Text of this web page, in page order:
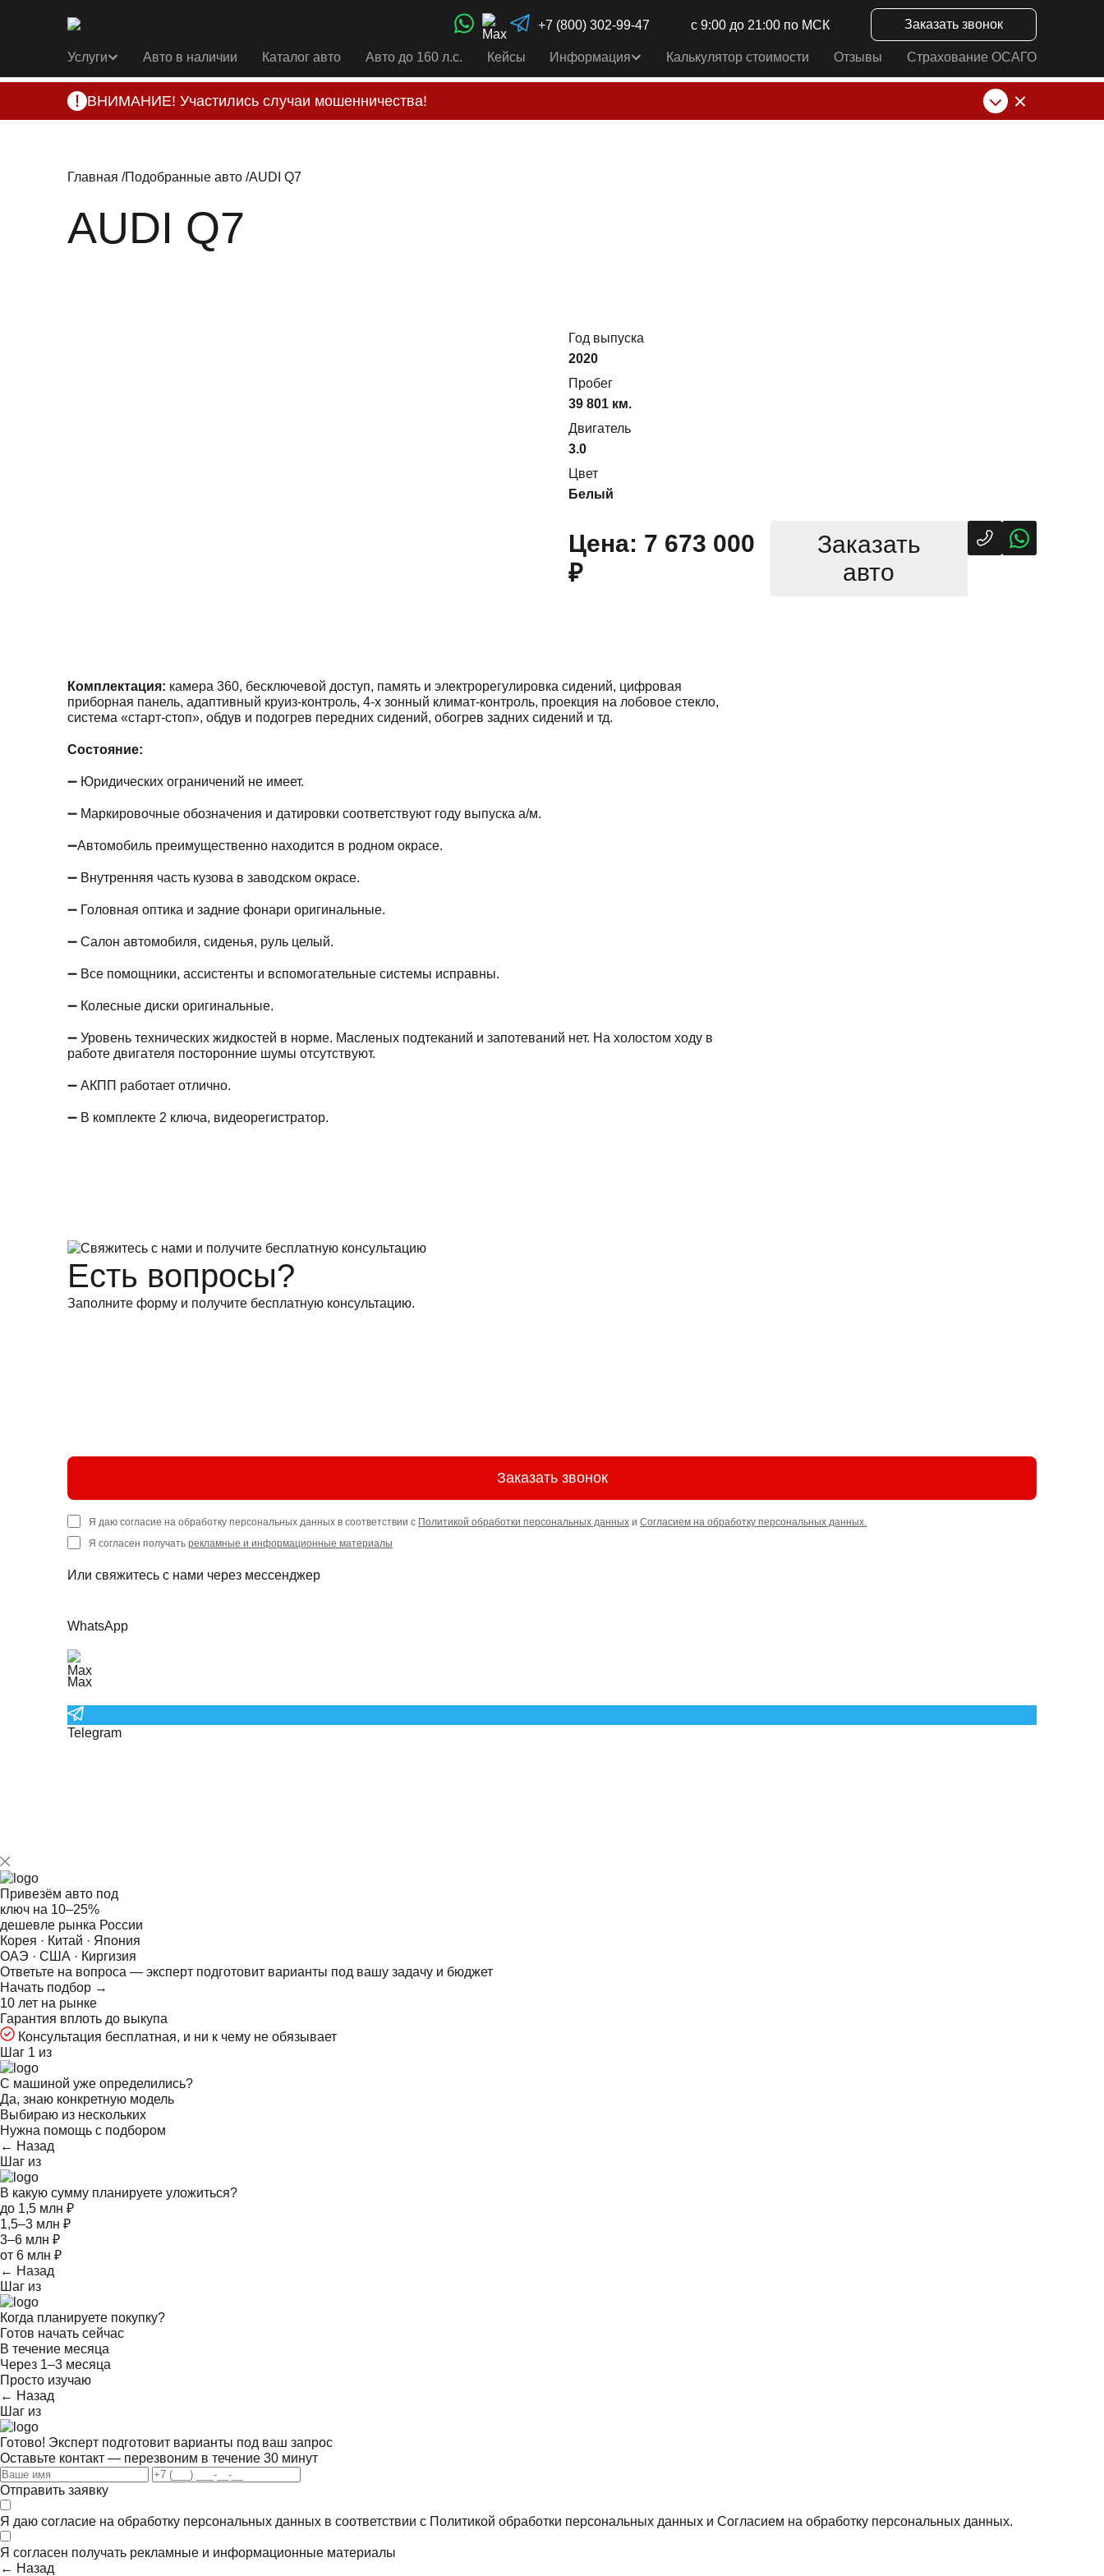
+7 (800) 302-99-47 с 9:00 до 21:00 по МСК Заказать звонок
Услуги Авто в наличии Каталог авто Авто до 160 л.с. Кейсы Информация Калькулятор стоимости Отзывы Страхование ОСАГО
ВНИМАНИЕ! Участились случаи мошенничества!
Главная Подобранные авто AUDI Q7
AUDI Q7
Год выпуска
2020
Пробег
39 801 км.
Двигатель
3.0
Цвет
Белый
Цена: 7 673 000
₽
Заказать
авто
Комплектация: камера 360, бесключевой доступ, память и электрорегулировка сидений, цифровая
приборная панель, адаптивный круиз-контроль, 4-х зонный климат-контроль, проекция на лобовое стекло,
система «старт-стоп», обдув и подогрев передних сидений, обогрев задних сидений и тд.
Состояние:
➖ Юридических ограничений не имеет.
➖ Маркировочные обозначения и датировки соответствуют году выпуска а/м.
➖Автомобиль преимущественно находится в родном окрасе.
➖ Внутренняя часть кузова в заводском окрасе.
➖ Головная оптика и задние фонари оригинальные.
➖ Салон автомобиля, сиденья, руль целый.
➖ Все помощники, ассистенты и вспомогательные системы исправны.
➖ Колесные диски оригинальные.
➖ Уровень технических жидкостей в норме. Масленых подтеканий и запотеваний нет. На холостом ходу в
работе двигателя посторонние шумы отсутствуют.
➖ АКПП работает отлично.
➖ В комплекте 2 ключа, видеорегистратор.
Есть вопросы?
Заполните форму и получите бесплатную консультацию.
Заказать звонок
Я даю согласие на обработку персональных данных в соответствии с Политикой обработки персональных данных и Согласием на обработку персональных данных.
Я согласен получать рекламные и информационные материалы
Или свяжитесь с нами через мессенджер
WhatsApp
Max
Telegram
Привезём авто под
ключ на 10–25%
дешевле рынка России
Корея · Китай · Япония
ОАЭ · США · Киргизия
Ответьте на вопроса — эксперт подготовит варианты под вашу задачу и бюджет
Начать подбор →
10 лет на рынке
Гарантия вплоть до выкупа
Консультация бесплатная, и ни к чему не обязывает
Шаг 1 из
С машиной уже определились?
Да, знаю конкретную модель
Выбираю из нескольких
Нужна помощь с подбором
← Назад
Шаг из
В какую сумму планируете уложиться?
до 1,5 млн ₽
1,5–3 млн ₽
3–6 млн ₽
от 6 млн ₽
← Назад
Шаг из
Когда планируете покупку?
Готов начать сейчас
В течение месяца
Через 1–3 месяца
Просто изучаю
← Назад
Шаг из
Готово! Эксперт подготовит варианты под ваш запрос
Оставьте контакт — перезвоним в течение 30 минут
Отправить заявку
Я даю согласие на обработку персональных данных в соответствии с Политикой обработки персональных данных и Согласием на обработку персональных данных.
Я согласен получать рекламные и информационные материалы
← Назад